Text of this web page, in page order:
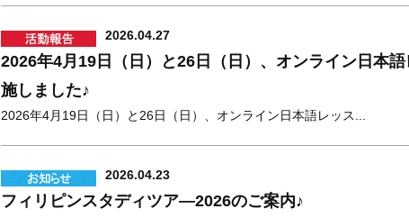
2026.04.27
2026年4月19日（日）と26日（日）、オンライン日本
施しました♪
2026年4月19日（日）と26日（日）、オンライン日本語レッス...
2026.04.23
フィリピンスタディツア―2026のご案内♪